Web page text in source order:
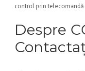
control prin
Despre